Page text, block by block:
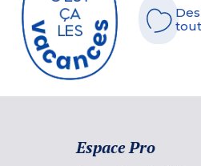
Espace Pro